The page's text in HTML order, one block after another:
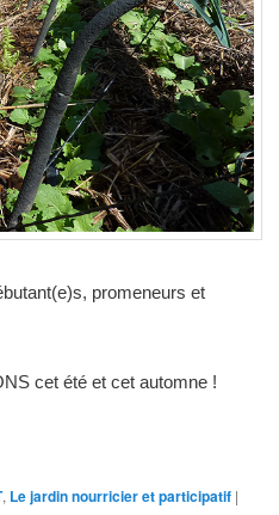
promeneurs et
cet été et cet automne !
, Le jardin nourricier et participatif |